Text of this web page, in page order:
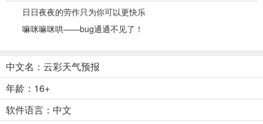
日日夜夜的劳作只为你可以更快乐
嘛咪嘛咪哄——bug通通不见了！
中文名：云彩天气预报
年龄：16+
软件语言：中文